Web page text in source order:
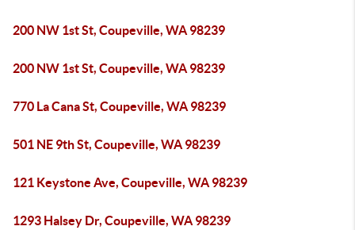
200 NW 1st St, Coupeville, WA 98239
200 NW 1st St, Coupeville, WA 98239
770 La Cana St, Coupeville, WA 98239
501 NE 9th St, Coupeville, WA 98239
121 Keystone Ave, Coupeville, WA 98239
1293 Halsey Dr, Coupeville, WA 98239